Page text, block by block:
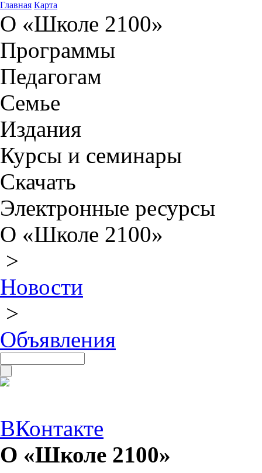
Главная Карта
О «Школе 2100»
Программы
Педагогам
Семье
Издания
Курсы и семинары
Скачать
Электронные ресурсы
О «Школе 2100»
>
Новости
>
Объявления
ВКонтакте
О «Школе 2100»